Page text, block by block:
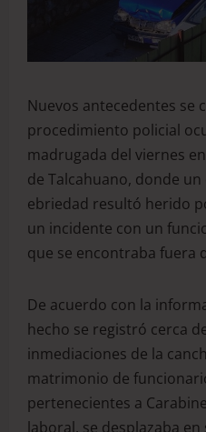
Nuevos antecedentes se
procedimiento policial
madrugada del viernes
de Talcahuano, donde
ebriedad resultó herido
un incidente con un
que se encontraba fuera
De acuerdo con la
hecho se registró cerca
inmediaciones de la
matrimonio de
pertenecientes a
laboral, se desplazaba